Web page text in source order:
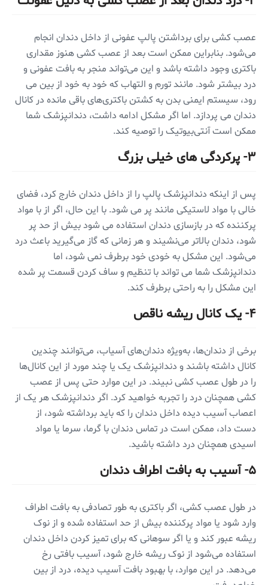
عصب کشی برای برداشتن پالپ عفونی از داخل دندان انجام
می‌شود. بنابراین ممکن است بعد از عصب کشی هنوز مقداری
باکتری وجود داشته باشد و این می‌تواند منجر به بافت عفونی و
درد بیشتر شود. مانند تورم و التهاب که خود به خود از بین می
رود، سیستم ایمنی بدن به کشتن باکتری‌های باقی مانده در کانال
دندان می پردازد. اما اگر مشکل ادامه داشت، دندانپزشک شما
ممکن است آنتی‌بیوتیک را توصیه کند.
۳- پرکردگی های خیلی بزرگ
پس از اینکه دندانپزشک پالپ را از داخل دندان خارج کرد، فضای
خالی با مواد لاستیکی مانند پر می شود. با این حال، اگر از با مواد
پرکننده که در بازسازی دندان استفاده می شود بیش از حد پر
شود، دندان بالاتر می‌نشیند و هر زمانی که گاز می‌گیرید باعث درد
می‌شود. این مشکل به خودی خود برطرف نمی شود، اما
دندانپزشک شما می تواند با تنظیم و ساف کردن قسمت پر شده
این مشکل را به راحتی برطرف کند.
۴- یک کانال ریشه ناقص
برخی از دندان‌ها، به‌ویژه دندان‌های آسیاب، می‌توانند چندین
کانال داشته باشند و دندانپزشک یک یا چند مورد از این کانال‌ها
را در طول عصب کشی نبیند. در این موارد حتی پس از عصب
کشی همچنان درد را تجربه خواهید کرد. اگر دندانپزشک هر یک از
اعصاب آسیب دیده داخل دندان را که باید برداشته شود، از
دست داد، ممکن است در تماس دندان با گرما، سرما یا مواد
اسیدی همچنان درد داشته باشید.
۵- آسیب به بافت اطراف دندان
در طول عصب کشی، اگر باکتری به طور تصادفی به بافت اطراف
وارد شود یا مواد پرکننده بیش از حد استفاده شده و از نوک
ریشه عبور کند و یا اگر سوهانی که برای تمیز کردن داخل دندان
استفاده می‌شود از نوک ریشه خارج شود، آسیب بافتی رخ
می‌دهد. در این موارد، با بهبود بافت آسیب دیده، درد از بین